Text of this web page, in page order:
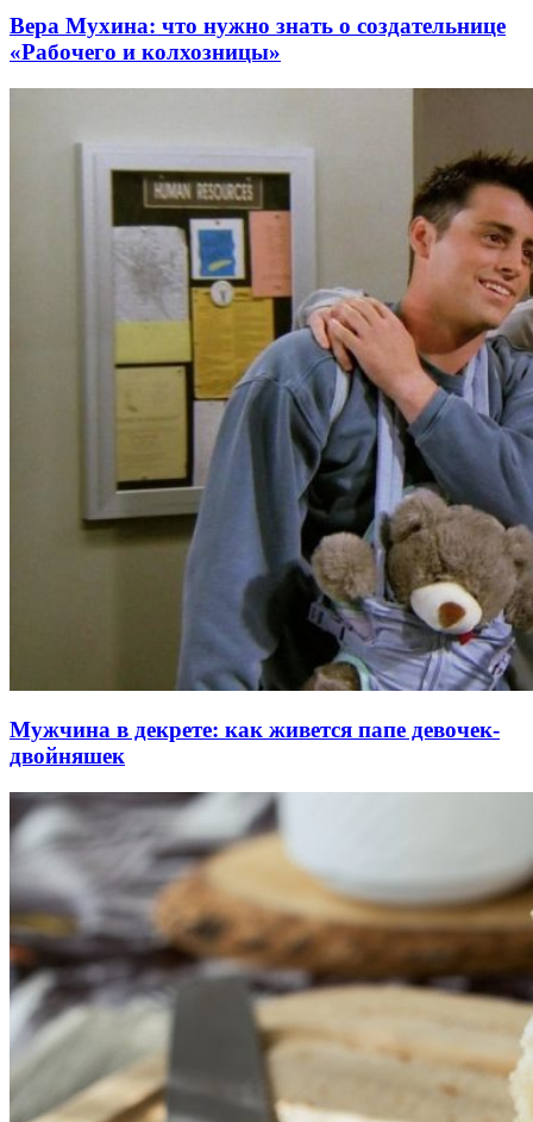
Вера Мухина: что нужно знать о создательнице
«Рабочего и колхозницы»
Мужчина в декрете: как живется папе девочек-
двойняшек